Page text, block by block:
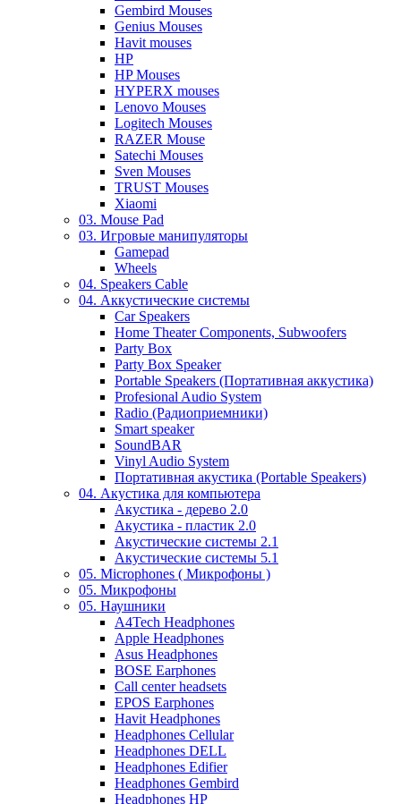
Gembird Mouses
Genius Mouses
Havit mouses
HP
HP Mouses
HYPERX mouses
Lenovo Mouses
Logitech Mouses
RAZER Mouse
Satechi Mouses
Sven Mouses
TRUST Mouses
Xiaomi
03. Mouse Pad
03. Игровые манипуляторы
Gamepad
Wheels
04. Speakers Cable
04. Аккустические системы
Car Speakers
Home Theater Components, Subwoofers
Party Box
Party Box Speaker
Portable Speakers (Портативная аккустика)
Profesional Audio System
Radio (Радиоприемники)
Smart speaker
SoundBAR
Vinyl Audio System
Портативная акустика (Portable Speakers)
04. Акустика для компьютера
Акустика - дерево 2.0
Акустика - пластик 2.0
Акустические системы 2.1
Акустические системы 5.1
05. Microphones ( Микрофоны )
05. Микрофоны
05. Наушники
A4Tech Headphones
Apple Headphones
Asus Headphones
BOSE Earphones
Call center headsets
EPOS Earphones
Havit Headphones
Headphones Cellular
Headphones DELL
Headphones Edifier
Headphones Gembird
Headphones HP